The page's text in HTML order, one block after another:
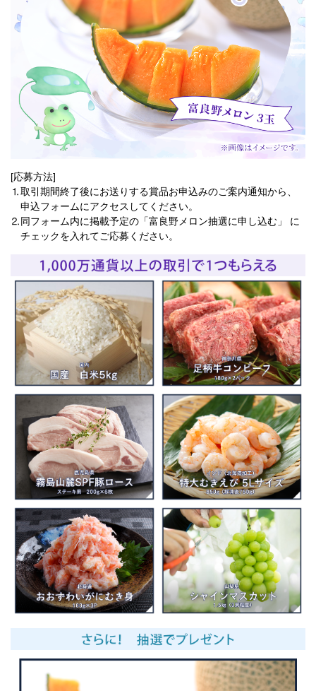
[応募方法]
⒈取引期間終了後にお送りする賞品お申込みのご案内通知から、
申込フォームにアクセスしてください。
⒉同フォーム内に掲載予定の「富良野メロン抽選に申し込む」 に
チェックを入れてご応募ください。